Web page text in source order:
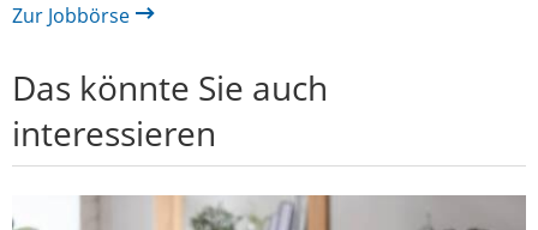
Zur Jobbörse
Das könnte Sie auch
interessieren